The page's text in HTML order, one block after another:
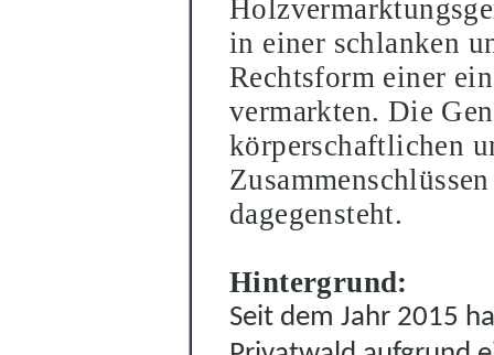
in einer schlanken
Rechtsform einer
vermarkten. Die
körperschaftlichen
Zusammen
dagegensteht.
Hintergrund:
Seit dem Jahr 2015